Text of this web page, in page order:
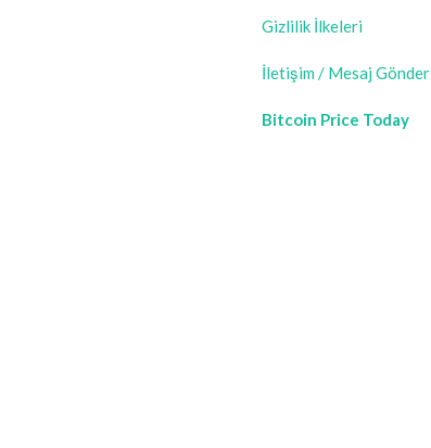
Gizlilik İlkeleri
İletişim / Mesaj Gönder
Bitcoin Price Today